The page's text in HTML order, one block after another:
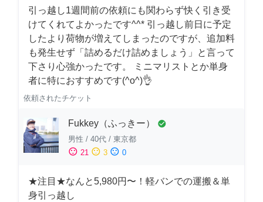
引っ越し1週間前の依頼にも関わらず快く引き受
けてくれてよかったです^^* 引っ越し前日に予定
したより荷物が増えてしまったのですが、追加料
も発生せず「詰めるだけ詰めましょう」と言って
下さり心強かったです。 ミニマリストとか単身
者に特におすすめです(^o^)👌
依頼されたチケット
Fukkey（ふっきー） check_circle
男性 / 40代 / 東京都
sentiment_satisfied 21 sentiment_neutral 3 sentiment_dissatisfied 0
★注目★なんと5,980円〜！軽バンでの運搬＆単
身引っ越し